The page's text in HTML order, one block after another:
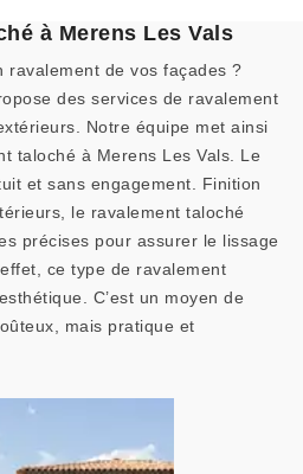
à Merens Les Vals
ravalement de vos façades ?
des services de ravalement
Notre équipe met ainsi
taloché à Merens Les Vals. Le
et sans engagement. Finition
le ravalement taloché
précises pour assurer le lissage
ce type de ravalement
C’est un moyen de
mais pratique et